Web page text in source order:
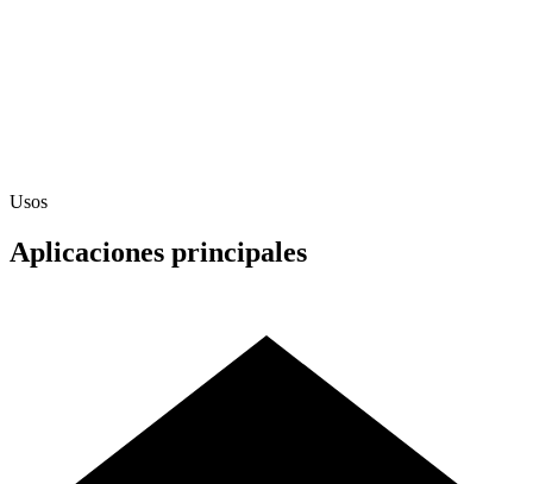
Usos
Aplicaciones principales